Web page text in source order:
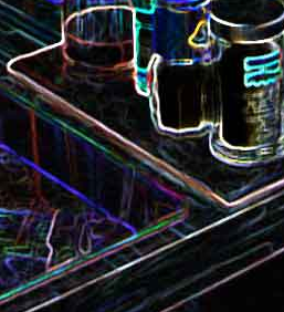
Smoothie à l'orange et à la
mangue